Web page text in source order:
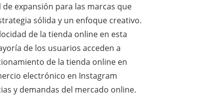
expansión para las marcas que
sólida y un enfoque creativo.
de la tienda online en esta
de los usuarios acceden a
de la tienda online en
electrónico en Instagram
y demandas del mercado online.